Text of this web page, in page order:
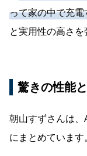
って家の中で充
と実用性の高さを
驚きの性能
朝山すずさんは、
にまとめています